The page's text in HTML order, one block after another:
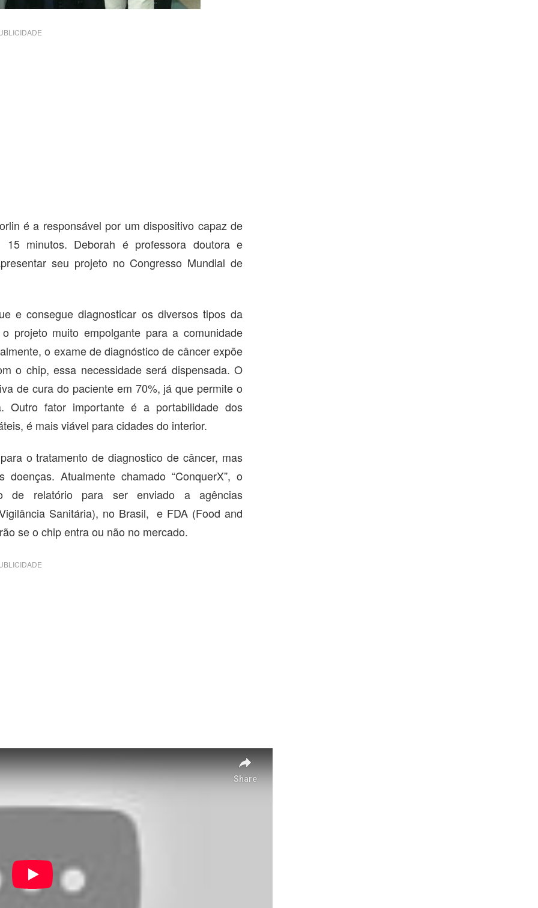
é a responsável por um dispositivo capaz de
minutos. Deborah é professora doutora e
seu projeto no Congresso Mundial de
e consegue diagnosticar os diversos tipos da
projeto muito empolgante para a comunidade
o exame de diagnóstico de câncer expõe
o chip, essa necessidade será dispensada. O
de cura do paciente em 70%, já que permite o
Outro fator importante é a portabilidade dos
é mais viável para cidades do interior.
o tratamento de diagnostico de câncer, mas
Atualmente chamado “ConquerX”, o
de relatório para ser enviado a agências
Sanitária), no Brasil, e FDA (Food and
se o chip entra ou não no mercado.